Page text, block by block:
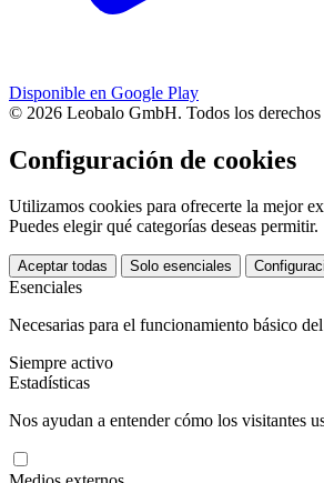
Disponible en Google Play
© 2026 Leobalo GmbH. Todos los derechos
Configuración de cookies
Utilizamos cookies para ofrecerte la mejor
Puedes elegir qué categorías deseas permitir.
Aceptar todas Solo esenciales
Esenciales
Necesarias para el funcionamiento básico
Siempre activo
Estadísticas
Nos ayudan a entender cómo los visitantes